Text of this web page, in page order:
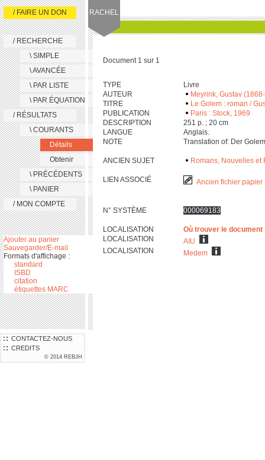
RACHEL
CONTACTEZ-NOUS
CREDITS
© 2014 REBJH
/ FAIRE UN DON
/ RECHERCHE
\ SIMPLE
\ AVANCÉE
\ PAR LISTE
\ PAR ÉQUATION
/ RÉSULTATS
\ COURANTS
Détails
Obtenir
\ PRÉCÉDENTS
\ PANIER
/ MON COMPTE
Ajouter au panier
Sauvegarder/E-mail
Formats d'affichage :
standard
ISBD
citation
étiquettes MARC
Document 1 sur 1
TYPE
Livre
AUTEUR
Meyrink, Gustav
TITRE
Le Golem : roman /
PUBLICATION
Paris : Stock, 1969
DESCRIPTION
‎2‎5‎1 p. ; ‎2‎0 cm
LANGUE
Anglais.
NOTE
Translation of: Der
ANCIEN SUJET Romans, Nouvelles et
LIEN ASSOCIÉ Ancien fichier papier
N° SYSTÈME 000069183
LOCALISATION
Où trouver le document
LOCALISATION
AIU
LOCALISATION
Medem